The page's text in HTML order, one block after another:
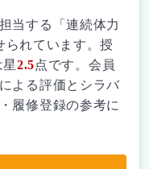
当する「連続体力
られています。授
2.5点です。会員
よる評価とシラバ
履修登録の参考に